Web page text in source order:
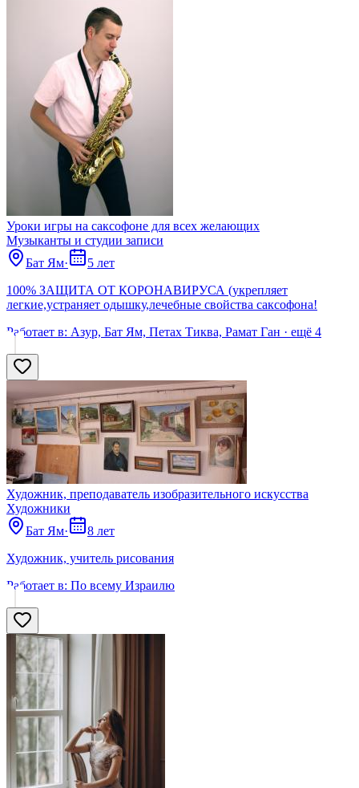
Уроки игры на саксофоне для всех желающих
Музыканты и студии записи
Бат Ям·
5 лет
100% ЗАЩИТА ОТ КОРОНАВИРУСА (укрепляет
легкие,устраняет одышку,лечебные свойства саксофона!
Работает в: Азур, Бат Ям, Петах Тиква, Рамат Ган · ещё 4
Художник, преподаватель изобразительного искусства
Художники
Бат Ям·
8 лет
Художник, учитель рисования
Работает в: По всему Израилю